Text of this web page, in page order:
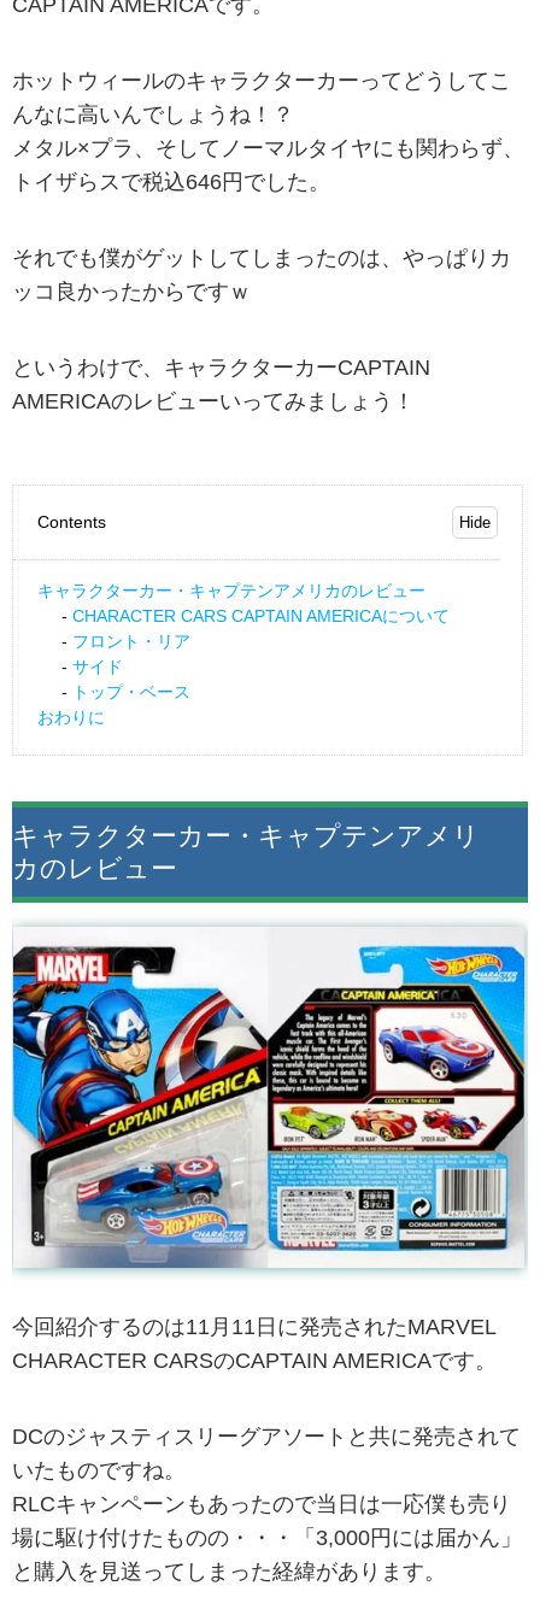
ホットウィールのキャラクターカーってどうしてこ
んなに高いんでしょうね！？
メタル×プラ、そしてノーマルタイヤにも関わらず、
トイザらスで税込646円でした。
それでも僕がゲットしてしまったのは、やっぱりカ
ッコ良かったからですｗ
というわけで、キャラクターカーCAPTAIN
AMERICAのレビューいってみましょう！
Contents
キャラクターカー・キャプテンアメリカのレビュー
CHARACTER CARS CAPTAIN AMERICAについて
フロント・リア
サイド
トップ・ベース
おわりに
キャラクターカー・キャプテンアメリ
カのレビュー
今回紹介するのは11月11日に発売されたMARVEL
CHARACTER CARSのCAPTAIN AMERICAです。
DCのジャスティスリーグアソートと共に発売されて
いたものですね。
RLCキャンペーンもあったので当日は一応僕も売り
場に駆け付けたものの・・・「3,000円には届かん」
と購入を見送ってしまった経緯があります。